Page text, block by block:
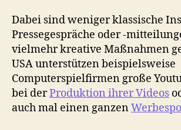
Dabei sind weniger klassische
Pressegespräche oder -
vielmehr kreative Maßnahmen
USA unterstützen beispielsweise
Computerspielfirmen große
bei derProduktion ihrer Videos
auch mal einen ganzen